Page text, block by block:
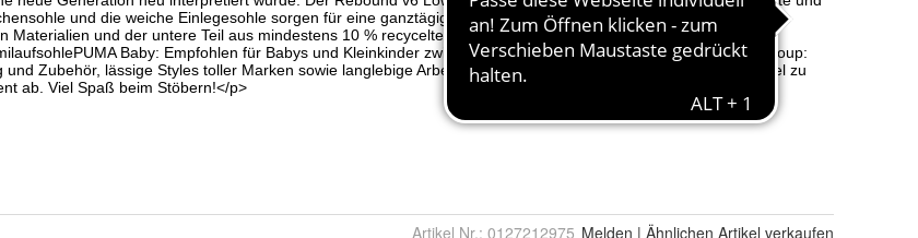
Artikel Nr.: 0127212975 Melden | Ähnlichen Artikel verkaufen